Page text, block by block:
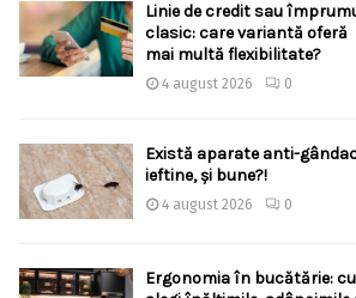
Linie de credit sau
clasic: care variantă oferă
mai multă flexibilitate?
4 august 2026 0
Există aparate anti-
ieftine, și bune?!
4 august 2026 0
Ergonomia în bucătărie: